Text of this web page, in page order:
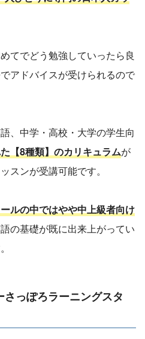
てでどう勉強していったら良
アドバイスが受けられるので
、中学・高校・大学の学生向
【8種類】のカリキュラムが
スンが受講可能です。
ルの中ではやや中上級者向け
の基礎が既に出来上がってい
っぽろラーニングスタ